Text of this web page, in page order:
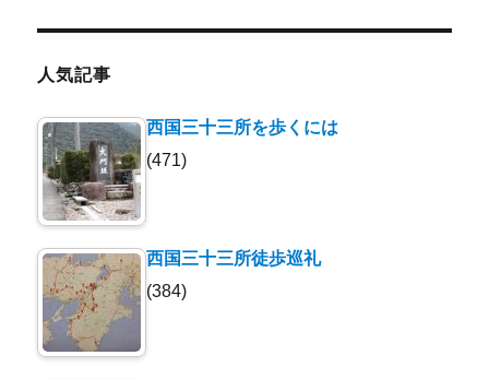
ブ
人気記事
西国三十三所を歩くには
(471)
西国三十三所徒歩巡礼
(384)